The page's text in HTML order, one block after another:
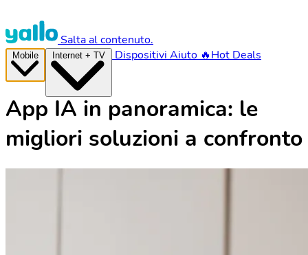
Salta al contenuto.
Dispositivi Aiuto 🔥Hot Deals
App IA in panoramica: le
migliori soluzioni a confronto